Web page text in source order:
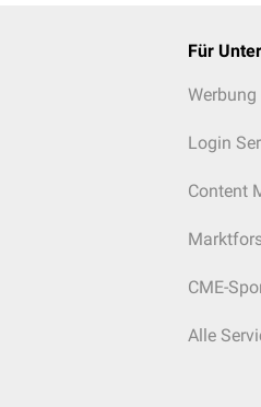
Für
Werbung
Login
Content
CME-
Alle